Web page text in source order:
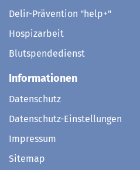
Delir-Prävention "help+"
Hospizarbeit
Blutspendedienst
Informationen
Datenschutz
Datenschutz-Einstellungen
Impressum
Sitemap